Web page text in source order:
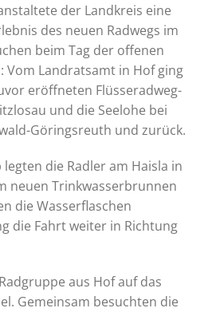
der Landkreis eine
des neuen Radwegs im
beim Tag der offenen
Vom Landratsamt in Hof ging
eröffneten Flüsseradweg-
und die Seelohe bei
Göringsreuth und zurück.
die Radler am Haisla in
neuen Trinkwasserbrunnen
die Wasserflaschen
die Fahrt weiter in Richtung
aus Hof auf das
Gemeinsam besuchten die